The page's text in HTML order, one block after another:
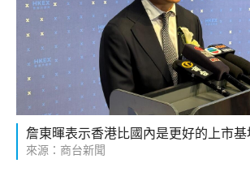
詹東暉表示香港比國內是更好的上市
來源：商台新聞